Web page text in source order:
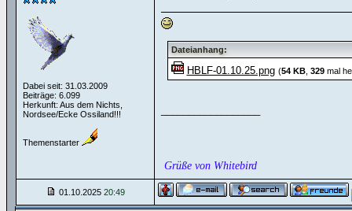
Dabei seit: 31.03.2009
Beiträge: 6.099
Herkunft: Aus dem Nichts,
Nordsee/Ecke Ossiland!!!
Themenstarter
Dateianhang:
HBLF-01.10.25.png (54 KB, 329mal
Grüße von Whitebird
01.10.2025 20:49